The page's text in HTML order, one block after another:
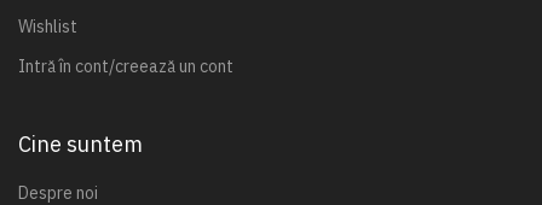
Wishlist
Intră în cont/creează un cont
Cine suntem
Despre noi